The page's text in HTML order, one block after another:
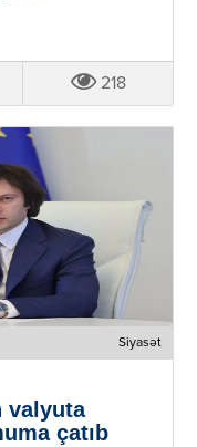
218
Siyasət
valyuta
çatıb